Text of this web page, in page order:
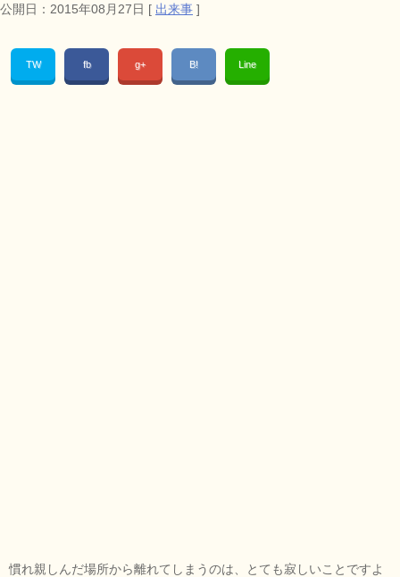
公開日： 2015年08月27日 [ 出来事 ]
TW fb g+ B! Line
慣れ親しんだ場所から離れてしまうのは、とても寂しいことですよ